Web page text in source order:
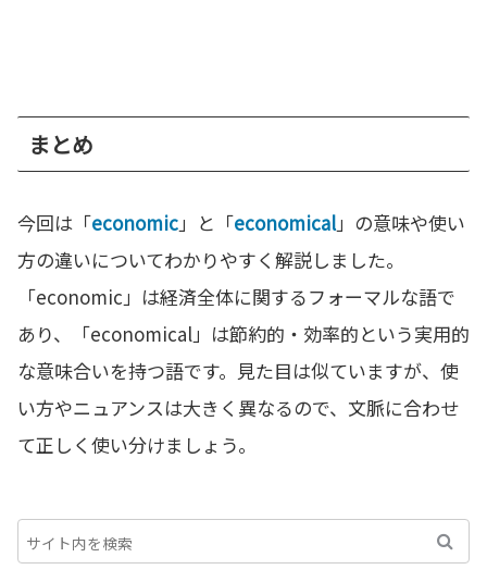
まとめ
今回は「economic」と「economical」の意味や使い
方の違いについてわかりやすく解説しました。
「economic」は経済全体に関するフォーマルな語で
あり、「economical」は節約的・効率的という実用的
な意味合いを持つ語です。見た目は似ていますが、使
い方やニュアンスは大きく異なるので、文脈に合わせ
て正しく使い分けましょう。